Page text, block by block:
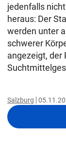
jedenfalls
heraus: Der
werden unter
schwerer
angezeigt, der
Salzburg